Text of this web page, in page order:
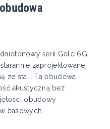
serii Gold 6G
zaprojektowanej
ze stali. Ta obudowa
akustyczną bez
obudowy
basowych.